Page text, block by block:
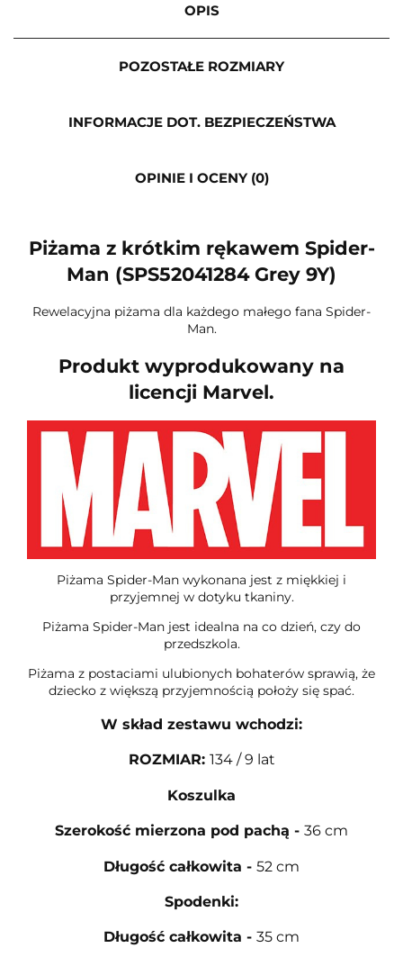
OPIS
POZOSTAŁE ROZMIARY
INFORMACJE DOT. BEZPIECZEŃSTWA
OPINIE I OCENY (0)
Piżama z krótkim rękawem Spider-
Man (SPS52041284 Grey 9Y)
Rewelacyjna piżama dla każdego małego fana Spider-
Man.
Produkt wyprodukowany na
licencji Marvel.
Piżama Spider-Man wykonana jest z miękkiej i
przyjemnej w dotyku tkaniny.
Piżama Spider-Man jest idealna na co dzień, czy do
przedszkola.
Piżama z postaciami ulubionych bohaterów sprawią, że
dziecko z większą przyjemnością położy się spać.
W skład zestawu wchodzi:
ROZMIAR: 134 / 9 lat
Koszulka
Szerokość mierzona pod pachą - 36 cm
Długość całkowita - 52 cm
Spodenki:
Długość całkowita - 35 cm